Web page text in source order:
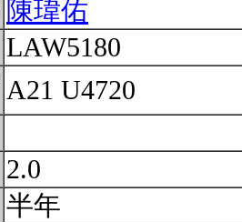
陳瑋佑
LAW5180
A21 U4720
2.0
半年